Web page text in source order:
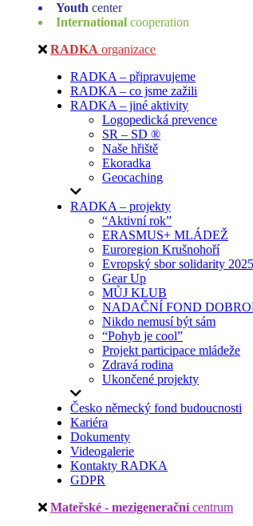
Youth center
International cooperation
RADKA organizace
RADKA – připravujeme
RADKA – co jsme zažili
RADKA – jiné aktivity
Logopedická prevence
SR – SD ®
Naše hřiště
Ekoradka
Geocaching
RADKA – projekty
“Aktivní rok”
ERASMUS+ MLÁDEŽ
Euroregion Krušnohoří
Evropský sbor solidarity
Gear Up
MŮJ KLUB
NADAČNÍ FOND
Nikdo nemusí být sám
“Pohyb je cool”
Projekt participace mládeže
Zdravá rodina
Ukončené projekty
Česko německý fond budoucnosti
Kariéra
Dokumenty
Videogalerie
Kontakty RADKA
GDPR
Mateřské - mezigenerační centrum